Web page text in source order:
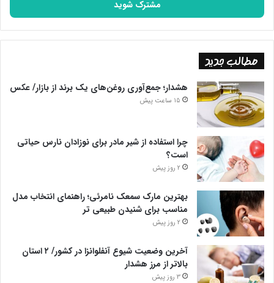
وارد
کنید
مطالب جدید
هشدار؛ جمع‌آوری روغن‌های یک برند از بازار/ عکس
15 ساعت پیش
چرا استفاده از شیر مادر برای نوزادان نارس حیاتی
است؟
2 روز پیش
بهترین مارک سمعک نامرئی؛ راهنمای انتخاب مدل
مناسب برای شنیدن طبیعی تر
2 روز پیش
آخرین وضعیت شیوع آنفلوانزا در کشور/ ۲ استان
بالاتر از مرز هشدار
3 روز پیش